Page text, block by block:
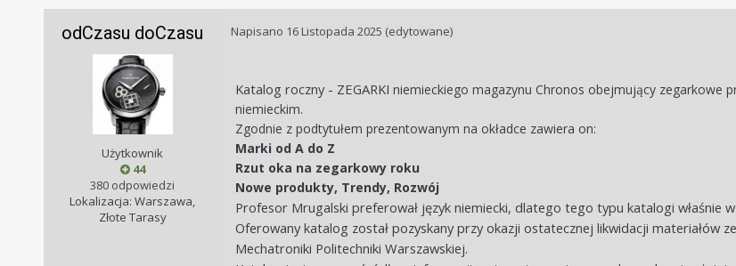
odCzasu doCzasu
Użytkownik
44
380 odpowiedzi
Lokalizacja: Warszawa,
Złote Tarasy
Napisano 16 Listopada 2025 (edytowane)
Katalog roczny - ZEGARKI niemieckiego magazynu Chronos obejmujący zegarkowe
niemieckim.
Zgodnie z podtytułem prezentowanym na okładce zawiera on:
Marki od A do Z
Rzut oka na zegarkowy roku
Nowe produkty, Trendy, Rozwój
Profesor Mrugalski preferował język niemiecki, dlatego tego typu katalogi właśnie
Oferowany katalog został pozyskany przy okazji ostatecznej likwidacji materiałów
Mechatroniki Politechniki Warszawskiej.